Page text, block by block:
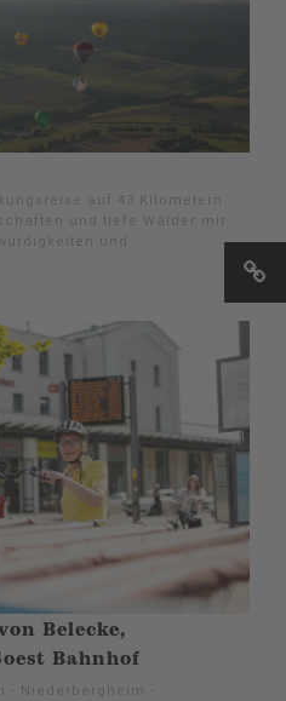
auf 43 Kilometern
und tiefe Wälder mit
und
Belecke,
Bahnhof
- Niederbergheim -